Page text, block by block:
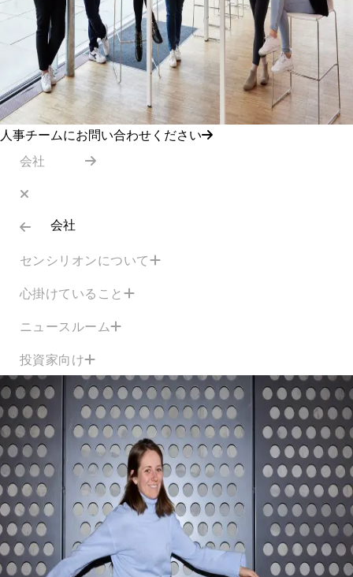
人事チームにお問い合わせください
会社
会社
センシリオンについて
心掛けていること
ニュースルーム
投資家向け